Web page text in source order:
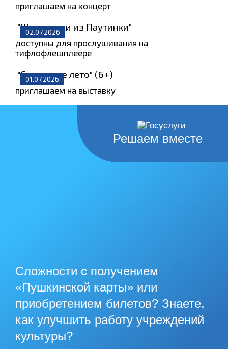
приглашаем на концерт
02.07.2026
"Животинки из Паутинки"
доступны для прослушивания на
тифлофлешплеере
01.07.2026
"Солнечное лето" (6+)
приглашаем на выставку
Решаем вместе
Сложности с получением
«Пушкинской карты» или
приобретением билетов? Знаете,
как улучшить работу учреждений
культуры?